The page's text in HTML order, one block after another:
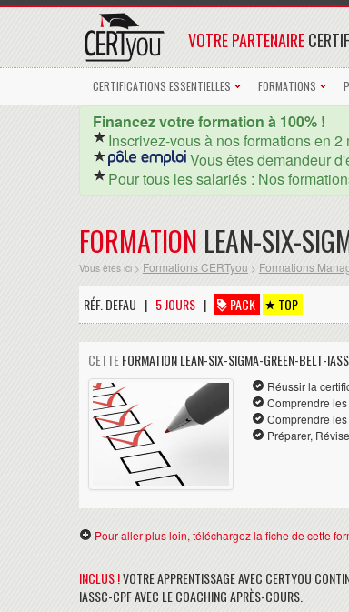
VOTRE PARTENAIRE
CERTIFICATIONS ESSENTIELLES FORMATIONS
Financez votre formation à 100% !
Inscrivez-vous à nos formations en
Vous êtes demandeur
Pour tous les salariés : Nos
FORMATION LEAN-SIX-
Vous êtes ici > Formations CERTyou > Formations
RÉF. DEFAU | 5 JOURS | PACK TOP
CETTEFORMATION LEAN-SIX-SIGMA-GREEN-BELT-
Réussir la
Comprendre
Comprendre
Préparer,
Pour aller plus loin, téléchargez la fiche de cette
INCLUS !VOTRE APPRENTISSAGE AVEC CERTYOU
IASSC-CPF AVEC LE COACHING APRÈS-COURS.